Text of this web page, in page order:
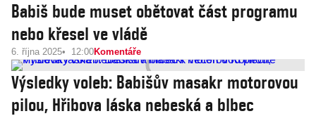
Babiš bude muset obětovat část programu
nebo křesel ve vládě
6. října 2025 12:00Komentáře
Výsledky voleb: Babišův masakr motorovou
pilou, Hřibova láska nebeská a blbec